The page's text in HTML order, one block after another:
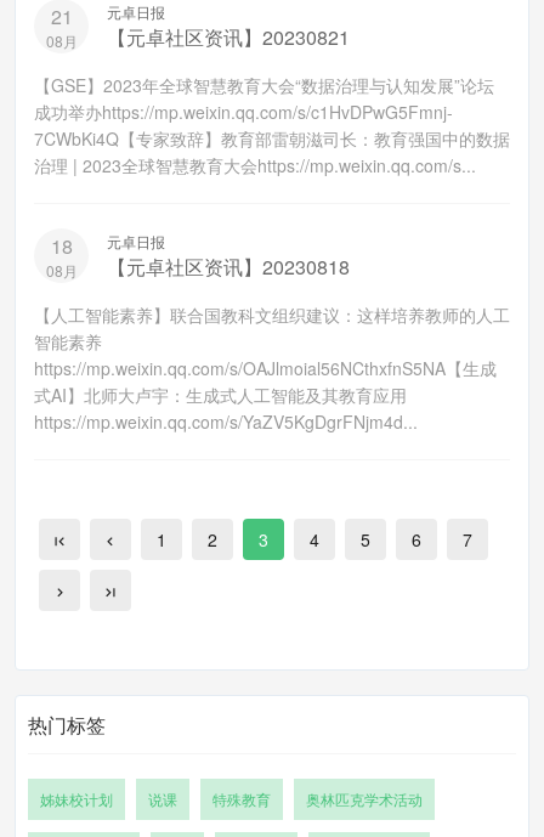
21
08月
元卓日报
【元卓社区资讯】20230821
【GSE】2023年全球智慧教育大会“数据治理与认知发展”论坛
成功举办https://mp.weixin.qq.com/s/c1HvDPwG5Fmnj-
7CWbKi4Q【专家致辞】教育部雷朝滋司长：教育强国中的数据
治理 | 2023全球智慧教育大会https://mp.weixin.qq.com/s...
18
08月
元卓日报
【元卓社区资讯】20230818
【人工智能素养】联合国教科文组织建议：这样培养教师的人工
智能素养
https://mp.weixin.qq.com/s/OAJlmoial56NCthxfnS5NA【生成
式AI】北师大卢宇：生成式人工智能及其教育应用
https://mp.weixin.qq.com/s/YaZV5KgDgrFNjm4d...
1 2 3 4 5 6 7
热门标签
姊妹校计划 说课 特殊教育 奥林匹克学术活动